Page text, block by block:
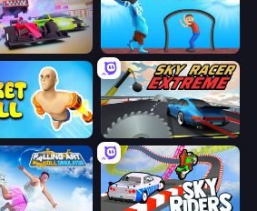
Stunt Mania One Line
Sky Racer Extreme